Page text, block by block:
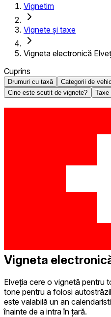
Vignetim
Vignete și taxe
Vigneta electronică
Cuprins
Drumuri cu taxă Categorii de
Cine este scutit de vignete?
Taxe
Vigneta
Elveția cere o vignetă pentru
tone pentru a folosi
este valabilă un an
înainte de a intra în țară.